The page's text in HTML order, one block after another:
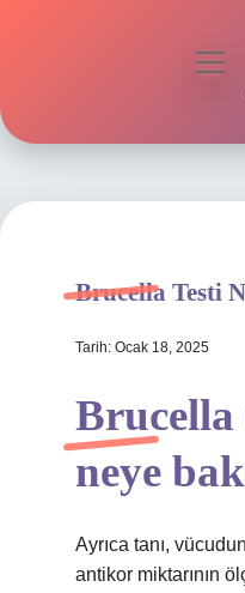
Hakkımızda
Brucella Testi
Tarih: Ocak 18, 2025
Brucella
neye
Ayrıca tanı,
antikor miktarının